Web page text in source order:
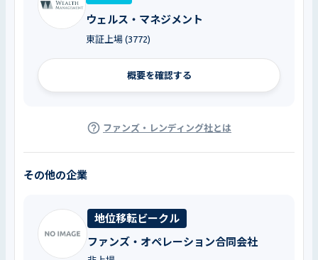
ウェルス・マネジメント
東証上場 (3772)
概要を確認する
ファンズ・レンディング社とは
その他の企業
地位移転ビークル
ファンズ・オペレーション合同会社